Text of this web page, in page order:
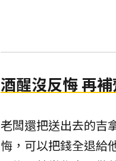
酒醒沒反悔 再
老闆還把送出去的吉
悔，可以把錢全退給